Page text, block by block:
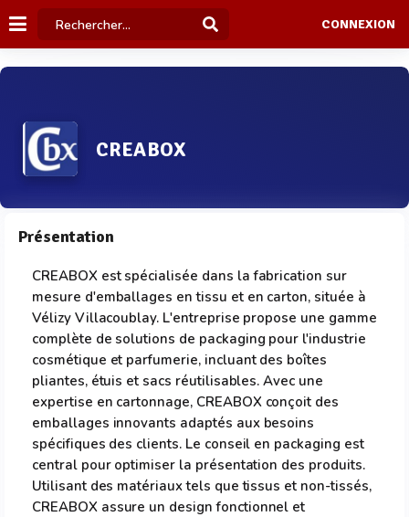
CONNEXION
CREABOX
Présentation
CREABOX est spécialisée dans la fabrication sur
mesure d'emballages en tissu et en carton, située à
Vélizy Villacoublay. L'entreprise propose une gamme
complète de solutions de packaging pour l'industrie
cosmétique et parfumerie, incluant des boîtes
pliantes, étuis et sacs réutilisables. Avec une
expertise en cartonnage, CREABOX conçoit des
emballages innovants adaptés aux besoins
spécifiques des clients. Le conseil en packaging est
central pour optimiser la présentation des produits.
Utilisant des matériaux tels que tissus et non-tissés,
CREABOX assure un design fonctionnel et